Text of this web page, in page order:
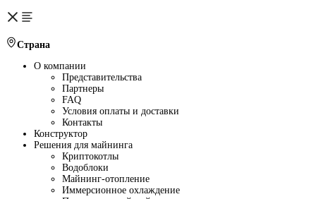
Страна
О компании
Представительства
Партнеры
FAQ
Условия оплаты и доставки
Контакты
Конструктор
Решения для майнинга
Криптокотлы
Водоблоки
Майнинг-отопление
Иммерсионное охлаждение